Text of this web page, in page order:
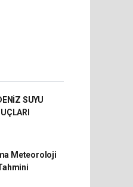
SUYU
Meteoroloji